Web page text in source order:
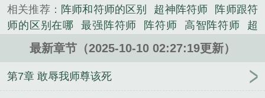
说。
相关推荐： 阵师和符师的区别 超神阵符师
阵师跟符
师的区别在哪
最强阵符师 阵符师 高智阵符师
超
强阵符师 最强符阵师 官途之平步青云
血神系统
鬼走阴 最佳陪玩 大安小冷 【HP】
紫罗兰（np，bg） 星际：软萌兔兔他又震惊全网了
最新章节（2025-10-10 02:27:19更新）
第7章 敢辱我师尊该死